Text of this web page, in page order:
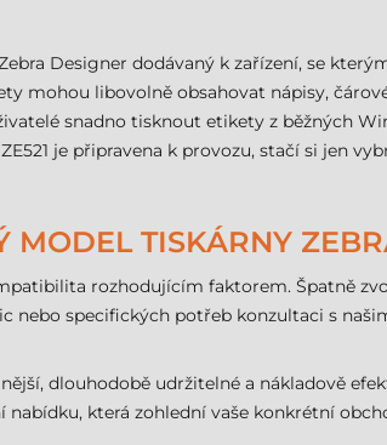
Designer dodávaný k zařízení, se
mohou libovolně obsahovat nápisy,
snadno tisknout etikety z běžných
je připravena k provozu, stačí si jen
MODEL TISKÁRNY
rozhodujícím faktorem. Špatně
nebo specifických potřeb konzultaci s
dlouhodobě udržitelné a nákladově
která zohlední vaše konkrétní